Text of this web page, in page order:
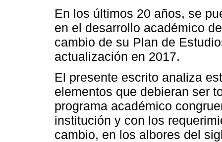
En los últimos 20 años, se
en el desarrollo académico
cambio de su Plan de
actualización en 2017.
El presente escrito analiza
elementos que debieran ser
programa académico
institución y con los
cambio, en los albores del